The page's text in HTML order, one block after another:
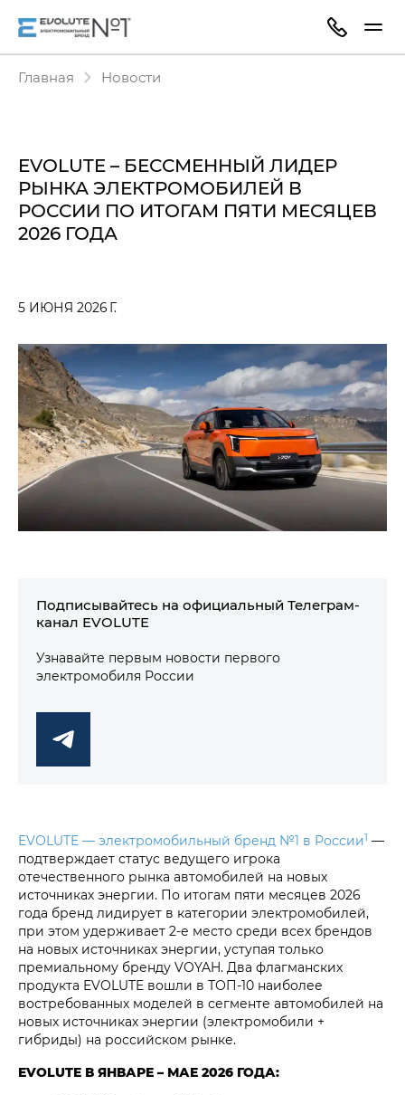
Главная Новости
EVOLUTE – БЕССМЕННЫЙ ЛИДЕР
РЫНКА ЭЛЕКТРОМОБИЛЕЙ В
РОССИИ ПО ИТОГАМ ПЯТИ МЕСЯЦЕВ
2026 ГОДА
5 ИЮНЯ 2026 Г.
Подписывайтесь на официальный Телеграм-
канал EVOLUTE
Узнавайте первым новости первого
электромобиля России
EVOLUTE — электромобильный бренд №1 в России1 —
подтверждает статус ведущего игрока
отечественного рынка автомобилей на новых
источниках энергии. По итогам пяти месяцев 2026
года бренд лидирует в категории электромобилей,
при этом удерживает 2-е место среди всех брендов
на новых источниках энергии, уступая только
премиальному бренду VOYAH. Два флагманских
продукта EVOLUTE вошли в ТОП-10 наиболее
востребованных моделей в сегменте автомобилей на
новых источниках энергии (электромобили +
гибриды) на российском рынке.
EVOLUTE В ЯНВАРЕ – МАЕ 2026 ГОДА: